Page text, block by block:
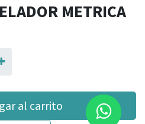
METRICA
al carrito